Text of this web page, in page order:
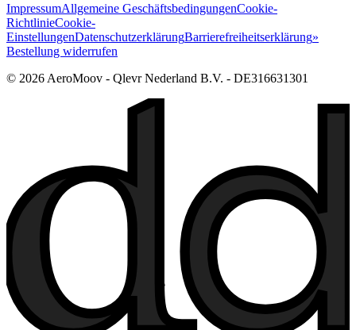
ImpressumAllgemeine GeschäftsbedingungenCookie-
RichtlinieCookie-
EinstellungenDatenschutzerklärungBarrierefreiheitserklärung»
Bestellung widerrufen
© 2026 AeroMoov - Qlevr Nederland B.V. - DE316631301